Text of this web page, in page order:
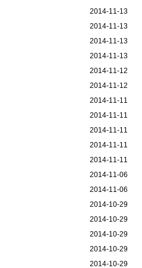
2014-11-13
2014-11-13
2014-11-13
2014-11-13
2014-11-12
2014-11-12
2014-11-11
2014-11-11
2014-11-11
2014-11-11
2014-11-11
2014-11-06
2014-11-06
2014-10-29
2014-10-29
2014-10-29
2014-10-29
2014-10-29